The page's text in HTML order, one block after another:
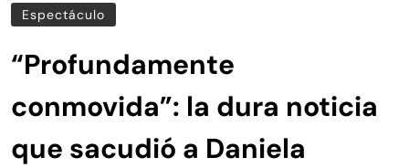
Espectáculo
“Profundamente
conmovida”: la dura noticia
que sacudió a Daniela